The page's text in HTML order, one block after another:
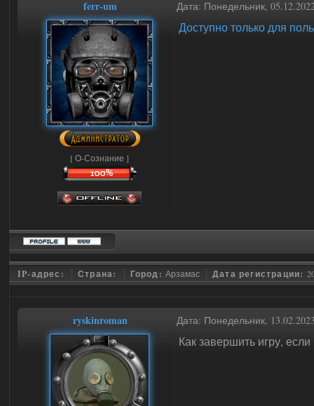
ferr-um Дата: Понедельник,
[ О-Сознание ]
Доступно только для
IP-адрес: Страна: Город:Арзамас Дата регистрации:
ryskinroman Дата: Понедельник,
Как завершить игру,